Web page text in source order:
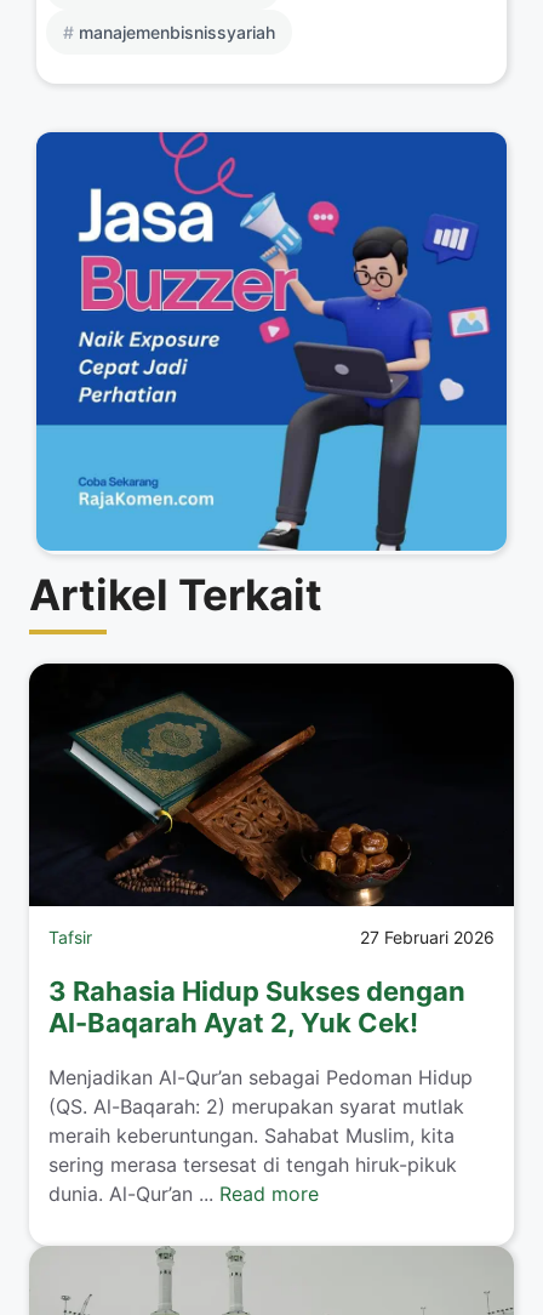
manajemenbisnissyariah
Artikel Terkait
Tafsir 27 Februari 2026
3 Rahasia Hidup Sukses dengan
Al-Baqarah Ayat 2, Yuk Cek!
Menjadikan Al-Qur’an sebagai Pedoman Hidup
(QS. Al-Baqarah: 2) merupakan syarat mutlak
meraih keberuntungan. Sahabat Muslim, kita
sering merasa tersesat di tengah hiruk-pikuk
dunia. Al-Qur’an ... Read more